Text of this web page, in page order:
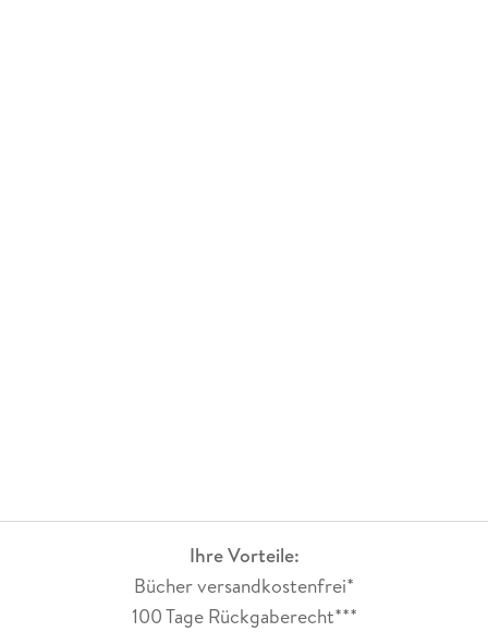
Ihre Vorteile:
Bücher versandkostenfrei*
100 Tage Rückgaberecht***